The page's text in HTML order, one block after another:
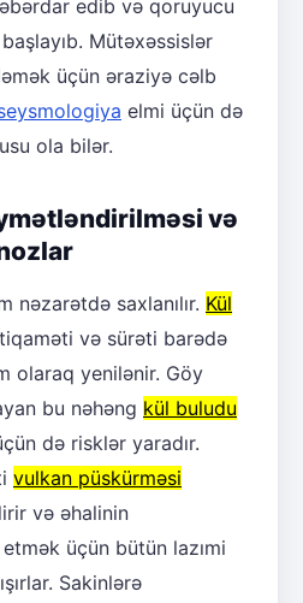
edib və qoruyucu
Mütəxəssislər
üçün əraziyə cəlb
elmi üçün də
ola bilər.
və
nəzarətdə saxlanılır. Kül
və sürəti barədə
olaraq yenilənir. Göy
bu nəhəng kül buludu
də risklər yaradır.
vulkan püskürməsi
və əhalinin
üçün bütün lazımi
Sakinlərə